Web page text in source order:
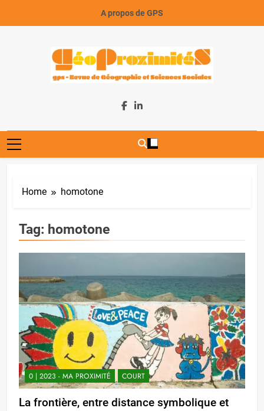
A propos de GPS
GeoProximiteS
Home homotone
Tag: homotone
0 | 2023 - MA PROXIMITÉ COURT
La frontière, entre distance symbolique et